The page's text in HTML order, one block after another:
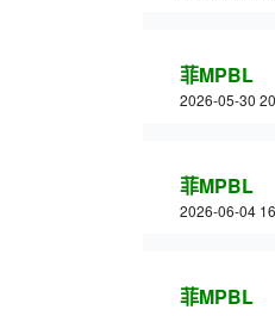
菲MPBL
2026-05-30
菲MPBL
2026-06-04
菲MPBL